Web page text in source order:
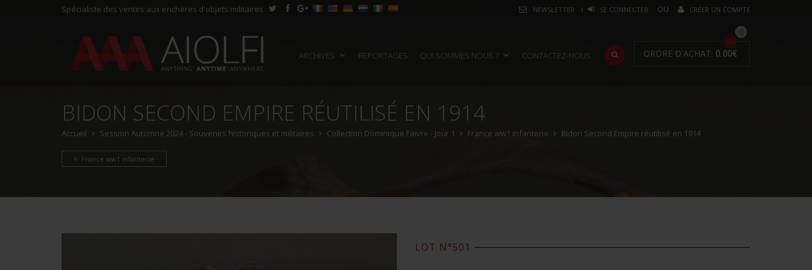
Spécialiste des ventes aux enchères d'objets militaires NEWSLETTER SE CONNECTER CRÉER UN COMPTE
ARCHIVES REPORTAGES QUI SOMMES NOUS ? CONTACTEZ-NOUS
0
ORDRE D'ACHAT: 0.00€
BIDON SECOND EMPIRE RÉUTILISÉ EN 1914
Accueil Session Automne 2024 - Souvenirs historiques et militaires Collection Dominique Faivre - Jour 1 France ww1 infanterie Bidon Second Empire réutilisé en 1914
France ww1 infanterie
LOT N°501